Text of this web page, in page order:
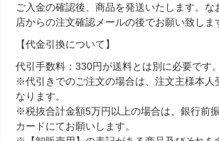
ご入金の確認後、商品を発送いたします。な
店からの注文確認メールの後でお願い致しま
【代金引換について】
代引手数料：330円が送料とは別に必要です。
※代引きでのご注文の場合は、注文主様本人
なります。
※税抜合計金額5万円以上の場合は、銀行前
カードにてお願いします。